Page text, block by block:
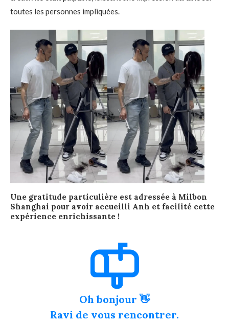
toutes les personnes impliquées.
Une gratitude particulière est adressée à Milbon
Shanghai pour avoir accueilli Anh et facilité cette
expérience enrichissante !
Oh bonjour 👋
Ravi de vous rencontrer.